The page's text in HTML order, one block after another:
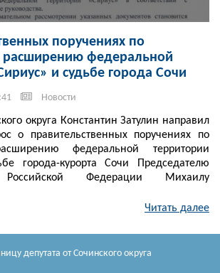
депутата от Сочинского округа
поручениях по
федеральной
и судьбе города Сочи
Новости
округа Константин Затулин направил
о правительственных поручениях по
федеральной территории
города-курорта Сочи Председателю
Российской Федерации Михаилу
Читать далее